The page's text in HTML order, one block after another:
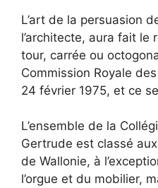
L’art de la persuasion
l’architecte, aura fait le
tour, carrée ou
Commission Royale
24 février 1975, et ce
L’ensemble de la
Gertrude est classé
de Wallonie, à
l’orgue et du mobilier,